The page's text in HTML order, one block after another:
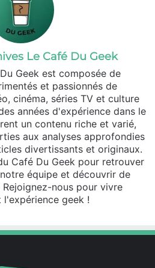
Le Café Du Geek
Geek est composée de
et passionnés de
cinéma, séries TV et culture
années d'expérience dans le
un contenu riche et varié,
aux analyses approfondies
divertissants et originaux.
Café Du Geek pour retrouver
équipe et découvrir de
nous pour vivre
l'expérience geek !